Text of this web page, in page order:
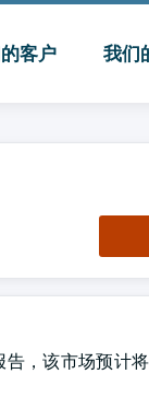
客户 我们
，该市场预计